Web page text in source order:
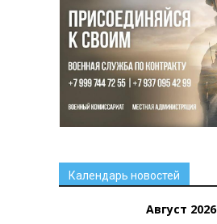
Календарь новостей
Август 2026